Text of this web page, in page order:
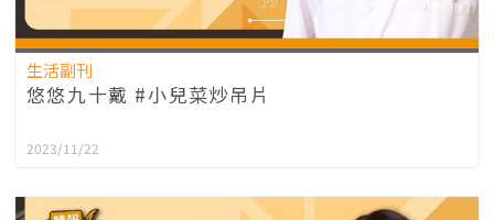
生活副刊
悠悠九十戴 #小兒菜炒吊片
2023/11/22